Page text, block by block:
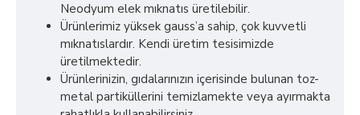
Neodyum elek mıknatıs üretilebilir.
Ürünlerimiz yüksek gauss’a sahip, çok kuvvetli
mıknatıslardır. Kendi üretim tesisimizde
üretilmektedir.
Ürünlerinizin, gıdalarınızın içerisinde bulunan toz-
metal partiküllerini temizlamekte veya ayırmakta